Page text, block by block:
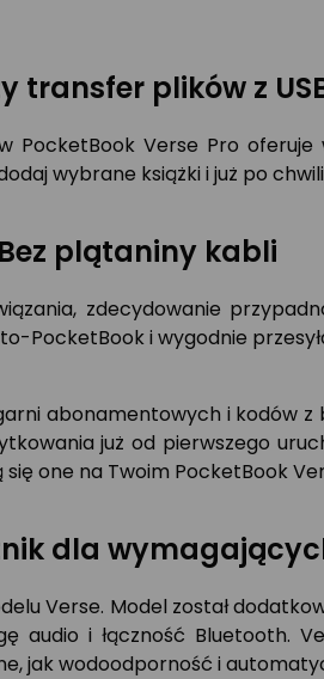
transfer plików z
PocketBook Verse Pro
wybrane książki i już po
Bez plątaniny kabli
zdecydowanie
PocketBook i wygodnie
abonamentowych i kodów
już od pierwszego
one na Twoim PocketBook
dla
Verse. Model został
audio i łączność Bluetooth.
jak wodoodporność i